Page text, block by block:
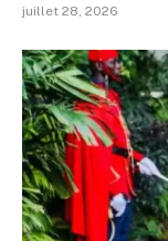
juillet 28, 2026